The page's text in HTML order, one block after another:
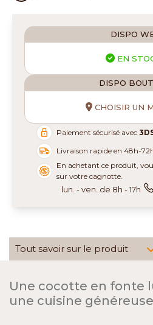
DISPO
EN
DISPO
CHOISIR UN
Paiement sécurisé avec
Livraison rapide en 48h-
En achetant ce produit,
sur votre cagnotte.
lun. - ven. de 8h - 17h
Tout savoir sur le produit
Une cocotte en fonte
une cuisine généreuse